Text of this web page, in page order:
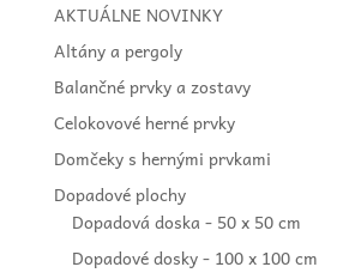
AKTUÁLNE NOVINKY
Altány a pergoly
Balančné prvky a zostavy
Celokovové herné prvky
Domčeky s hernými prvkami
Dopadové plochy
Dopadová doska - 50 x 50 cm
Dopadové dosky - 100 x 100 cm